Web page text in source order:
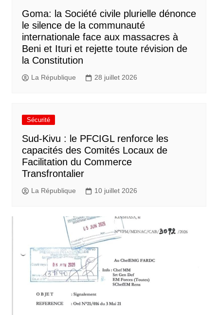
Goma: la Société civile plurielle dénonce
le silence de la communauté
internationale face aux massacres à
Beni et Ituri et rejette toute révision de
la Constitution
La République 28 juillet 2026
Sécurité
Sud-Kivu : le PFCIGL renforce les
capacités des Comités Locaux de
Facilitation du Commerce
Transfrontalier
La République 10 juillet 2026